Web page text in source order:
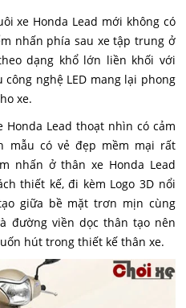
xe Honda Lead mới không có
nhấn phía sau xe tập trung ở
dạng khổ lớn liền khối với
nghệ LED mang lại phong
xe.
Honda Lead thoạt nhìn có cảm
mẫu có vẻ đẹp mềm mại rất
nhấn ở thân xe Honda Lead
thiết kế, đi kèm Logo 3D nổi
giữa bề mặt trơn mịn cùng
đường viền dọc thân tạo nên
hút trong thiết kế thân xe.